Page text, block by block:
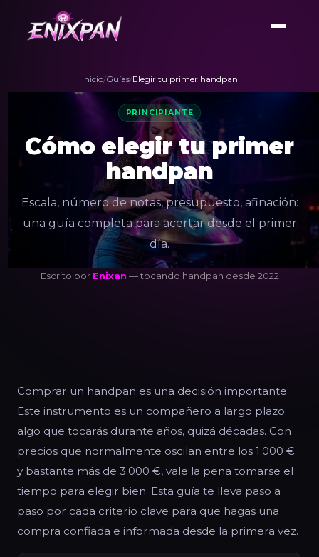
Inicio/Guías/Elegir tu primer handpan
PRINCIPIANTE
Cómo elegir tu primer
handpan
Escala, número de notas, presupuesto, afinación:
una guía completa para acertar desde el primer
día.
Escrito por Enixan — tocando handpan desde 2022
Comprar un handpan es una decisión importante.
Este instrumento es un compañero a largo plazo:
algo que tocarás durante años, quizá décadas. Con
precios que normalmente oscilan entre los 1.000 €
y bastante más de 3.000 €, vale la pena tomarse el
tiempo para elegir bien. Esta guía te lleva paso a
paso por cada criterio clave para que hagas una
compra confiada e informada desde la primera vez.